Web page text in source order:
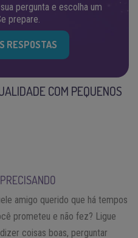
pergunta e escolha um
prepare.
RESPOSTAS
COM PEQUENOS
amigo querido que há tempos
prometeu e não fez? Ligue
coisas boas, perguntar